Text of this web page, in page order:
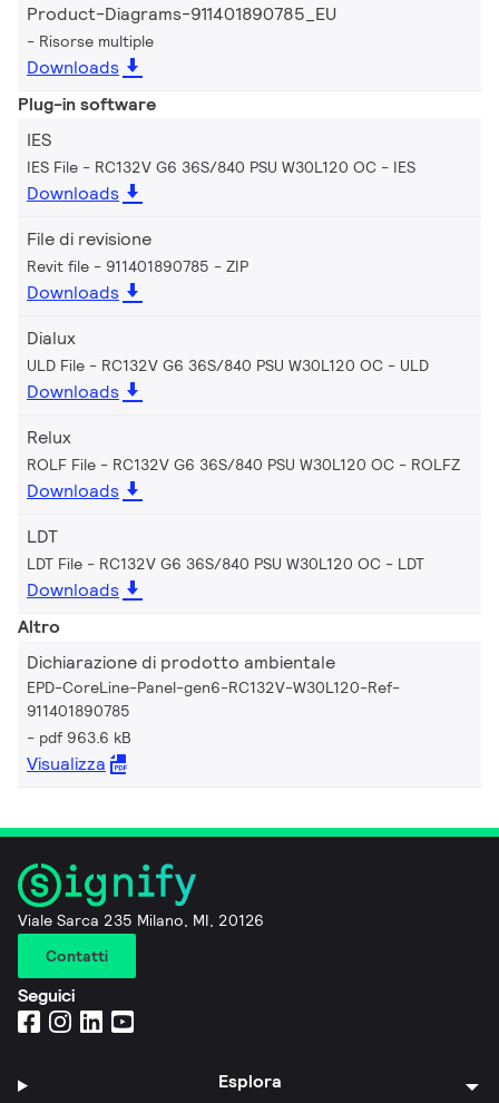
Product-Diagrams-911401890785_EU
Risorse multiple
Downloads
Plug-in software
IES
IES File - RC132V G6 36S/840 PSU W30L120 OC IES
Downloads
File di revisione
Revit file - 911401890785 ZIP
Downloads
Dialux
ULD File - RC132V G6 36S/840 PSU W30L120 OC ULD
Downloads
Relux
ROLF File - RC132V G6 36S/840 PSU W30L120 OC ROLFZ
Downloads
LDT
LDT File - RC132V G6 36S/840 PSU W30L120 OC LDT
Downloads
Altro
Dichiarazione di prodotto ambientale
EPD-CoreLine-Panel-gen6-RC132V-W30L120-Ref-
911401890785
pdf 963.6 kB
Visualizza
Viale Sarca 235 Milano, MI, 20126
Contatti
Seguici
Esplora